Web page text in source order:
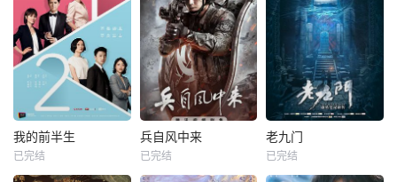
我的前半生
已完结
兵自风中来
已完结
老九门
已完结